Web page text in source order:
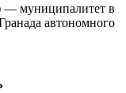
— муниципалитет в
автономного